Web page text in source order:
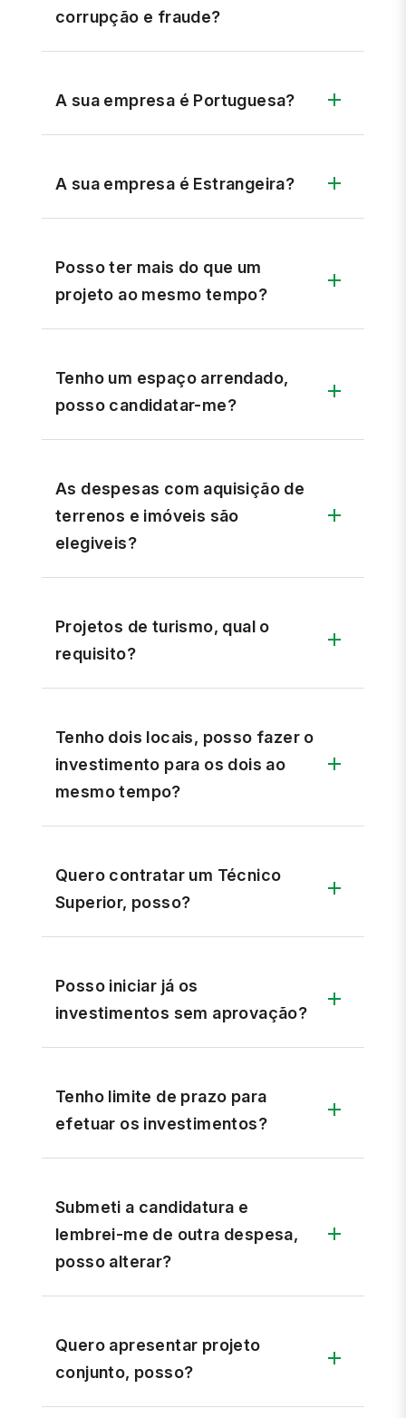
corrupção e fraude?
A sua empresa é Portuguesa?
A sua empresa é Estrangeira?
Posso ter mais do que um
projeto ao mesmo tempo?
Tenho um espaço arrendado,
posso candidatar-me?
As despesas com aquisição de
terrenos e imóveis são
elegiveis?
Projetos de turismo, qual o
requisito?
Tenho dois locais, posso fazer o
investimento para os dois ao
mesmo tempo?
Quero contratar um Técnico
Superior, posso?
Posso iniciar já os
investimentos sem aprovação?
Tenho limite de prazo para
efetuar os investimentos?
Submeti a candidatura e
lembrei-me de outra despesa,
posso alterar?
Quero apresentar projeto
conjunto, posso?